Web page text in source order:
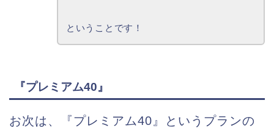
ということです！
『プレミアム40』
お次は、『プレミアム40』というプランの